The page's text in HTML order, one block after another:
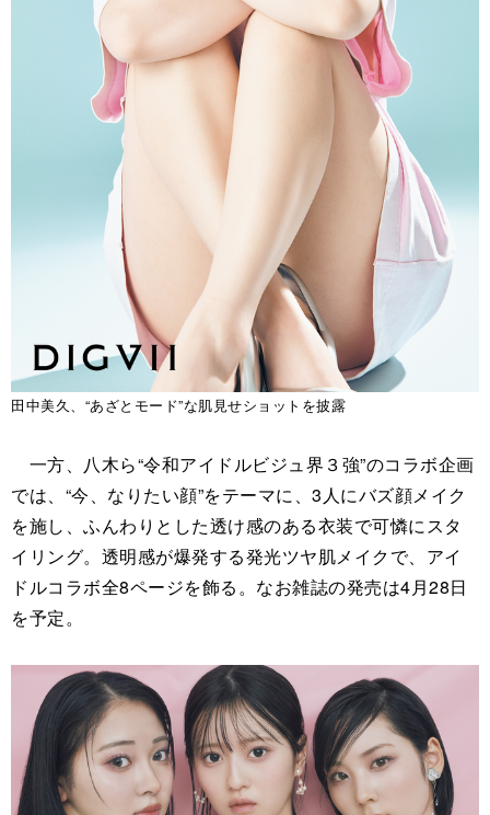
田中美久、“あざとモード”な肌見せショットを披露
一方、八木ら“令和アイドルビジュ界３強”のコラボ企画
では、“今、なりたい顔”をテーマに、3人にバズ顔メイク
を施し、ふんわりとした透け感のある衣装で可憐にスタ
イリング。透明感が爆発する発光ツヤ肌メイクで、アイ
ドルコラボ全8ページを飾る。なお雑誌の発売は4月28日
を予定。